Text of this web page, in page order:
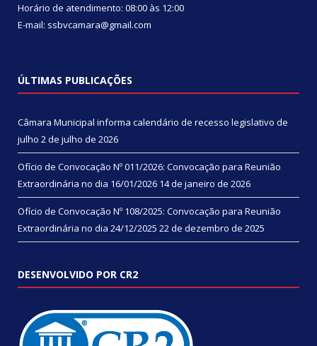
Horário de atendimento: 08:00 às 12:00
E-mail: ssbvcamara@gmail.com
ÚLTIMAS PUBLICAÇÕES
Câmara Municipal informa calendário de recesso legislativo de
julho 2 de julho de 2026
Ofício de Convocação Nº 011/2026: Convocação para Reunião
Extraordinária no dia 16/01/2026 14 de janeiro de 2026
Ofício de Convocação Nº 108/2025: Convocação para Reunião
Extraordinária no dia 24/12/2025 22 de dezembro de 2025
DESENVOLVIDO POR CR2